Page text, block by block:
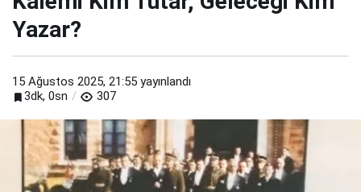
Yazar?
15 Ağustos 2025, 21:55 yayınlandı
3dk, 0sn
307